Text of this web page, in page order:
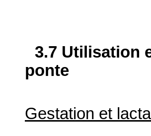
3.7 Utilisation
ponte
Gestation et